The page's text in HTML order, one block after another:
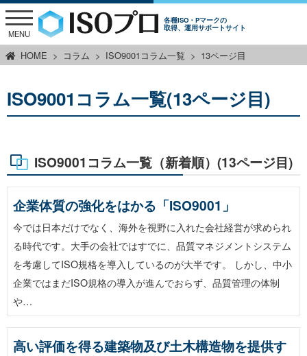
各種ISO・Pマークの
取得、運用サポートサイト
MENU
HOME コラム ISO9001コラム一覧 13ページ目
ISO9001コラム一覧(13ページ目)
ISO9001コラム一覧（新着順）(13ページ目)
企業体質の強化をはかる「ISO9001」
今では日本だけでなく、海外を視野に入れた会社経営が求められ
る時代です。大手の会社ではすでに、品質マネジメントシステム
を考慮してISO規格を導入しているのが大半です。 しかし、中小
企業ではまだISO規格の導入が進んでおらず、品質管理の体制
や…
高い評価を得る建築物及び土木構造物を提供す